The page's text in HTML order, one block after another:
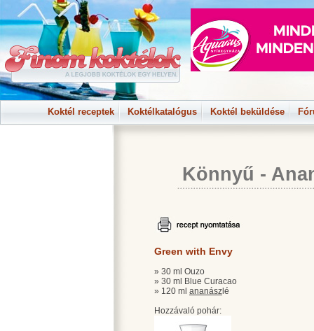
Koktél receptek Koktélkatalógus Koktél beküldése
Könnyű -
Green with Envy
» 30 ml Ouzo
» 30 ml Blue Curacao
» 120 ml ananász lé
Hozzávaló pohár: